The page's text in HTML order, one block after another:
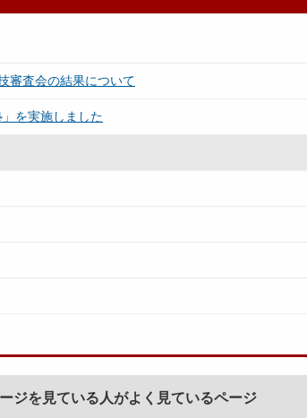
審査会の結果について
を実施しました
ジを見ている人がよく見ているページ